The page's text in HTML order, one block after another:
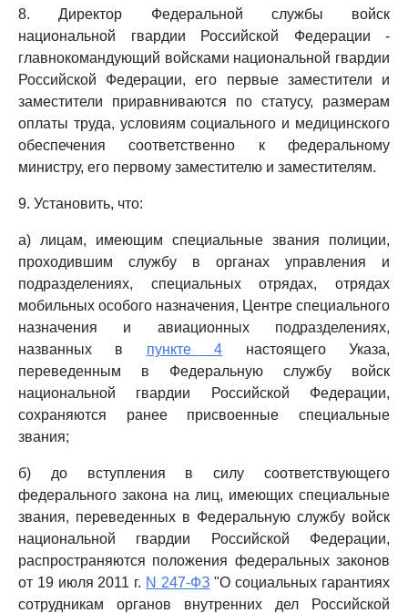
8. Директор Федеральной службы войск
национальной гвардии Российской Федерации -
главнокомандующий войсками национальной гвардии
Российской Федерации, его первые заместители и
заместители приравниваются по статусу, размерам
оплаты труда, условиям социального и медицинского
обеспечения соответственно к федеральному
министру, его первому заместителю и заместителям.
9. Установить, что:
а) лицам, имеющим специальные звания полиции,
проходившим службу в органах управления и
подразделениях, специальных отрядах, отрядах
мобильных особого назначения, Центре специального
назначения и авиационных подразделениях,
названных в пункте 4 настоящего Указа,
переведенным в Федеральную службу войск
национальной гвардии Российской Федерации,
сохраняются ранее присвоенные специальные
звания;
б) до вступления в силу соответствующего
федерального закона на лиц, имеющих специальные
звания, переведенных в Федеральную службу войск
национальной гвардии Российской Федерации,
распространяются положения федеральных законов
от 19 июля 2011 г. N 247-ФЗ "О социальных гарантиях
сотрудникам органов внутренних дел Российской